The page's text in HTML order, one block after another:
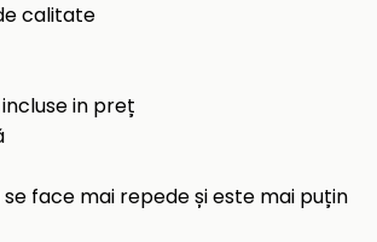
calitate
in preț
face mai repede și este mai puțin